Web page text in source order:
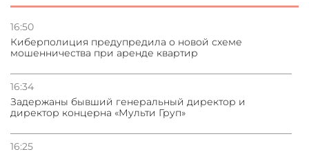
16:50
Киберполиция предупредила о новой схеме
мошенничества при аренде квартир
16:34
Задержаны бывший генеральный директор и
директор концерна «Мульти Груп»
16:25
Сотрудничество и очереди – детали визита главы
31.07.2026
31.07.2026
условии прекращения огня